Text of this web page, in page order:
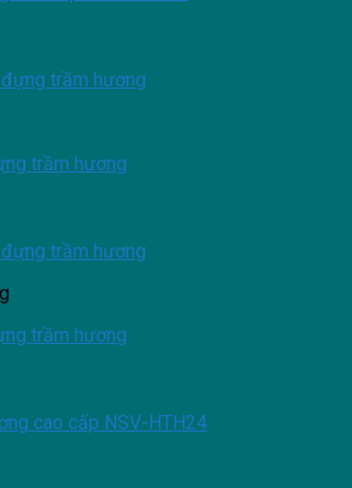
trầm hương
trầm hương